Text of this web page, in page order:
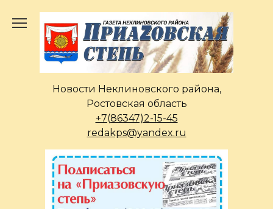
содержанию
Новости Неклиновского района,
Ростовская область
+7(86347)2-15-45
redakps@yandex.ru